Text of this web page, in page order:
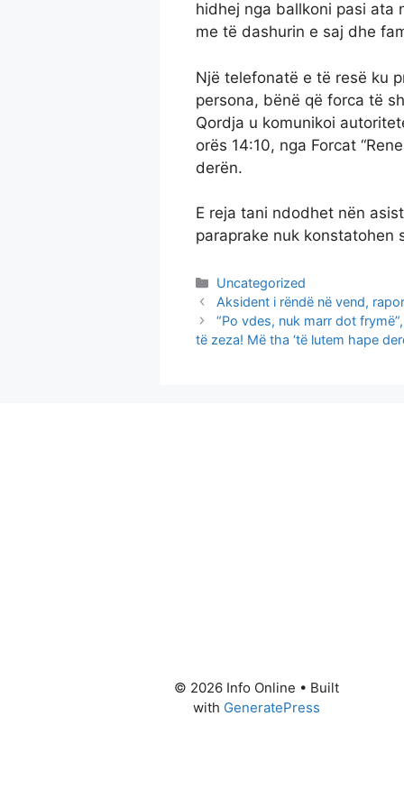
hidhej nga ballkoni pasi ata
me të dashurin e saj dhe
Një telefonatë e të resë ku
persona, bënë që forca të
Qordja u komunikoi
orës 14:10, nga Forcat
derën.
E reja tani ndodhet nën
paraprake nuk konstatohen
Categories
Uncategorized
Aksident i rëndë në vend,
“Po vdes, nuk marr dot
të zeza! Më tha ‘të lutem hape
© 2026 Info Online • Built
with GeneratePress